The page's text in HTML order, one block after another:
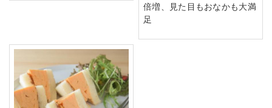
倍増、見た目もおなかも大満
足